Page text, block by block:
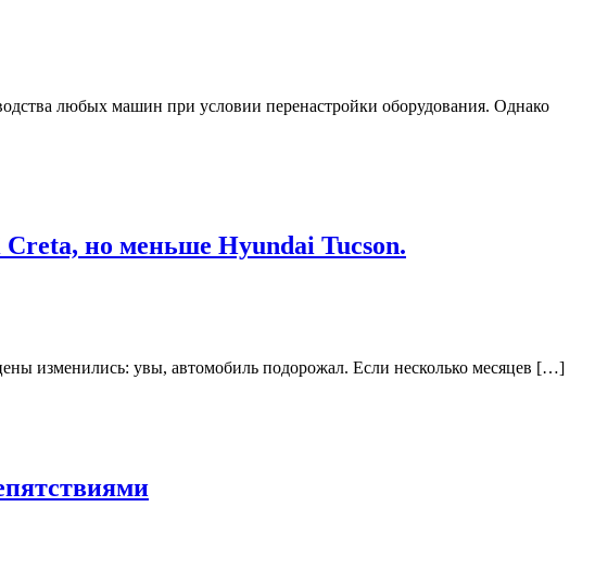
любых машин при условии перенастройки оборудования. Однако
но меньше Hyundai Tucson.
изменились: увы, автомобиль подорожал. Если несколько месяцев […]